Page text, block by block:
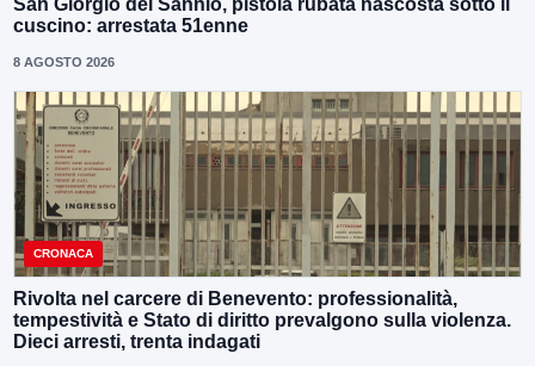
San Giorgio del Sannio, pistola rubata nascosta sotto il
cuscino: arrestata 51enne
8 AGOSTO 2026
CRONACA
Rivolta nel carcere di Benevento: professionalità,
tempestività e Stato di diritto prevalgono sulla violenza.
Dieci arresti, trenta indagati